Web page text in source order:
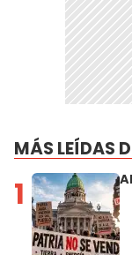
MÁS LEÍDAS
1